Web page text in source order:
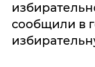
сообщили в